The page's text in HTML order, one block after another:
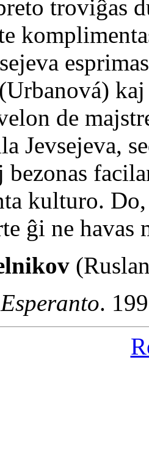
troviĝas
kaj
de
Jevsejeva,
bezonas
kulturo.
ĝi ne havas
.